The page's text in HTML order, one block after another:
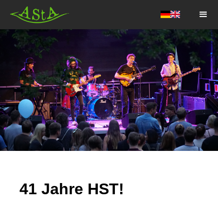
AStA HSF
41 Jahre HST!